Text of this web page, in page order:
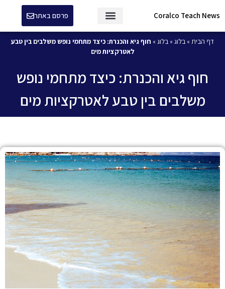
Coralco Teach News פרסם באתר
דף הבית» בלוג» בלוג» חוף גיא והכנרת: כיצד מתחמי נופש משלבים בין טבע
לאטרקציות מים
חוף גיא והכנרת: כיצד מתחמי נופש
משלבים בין טבע לאטרקציות מים